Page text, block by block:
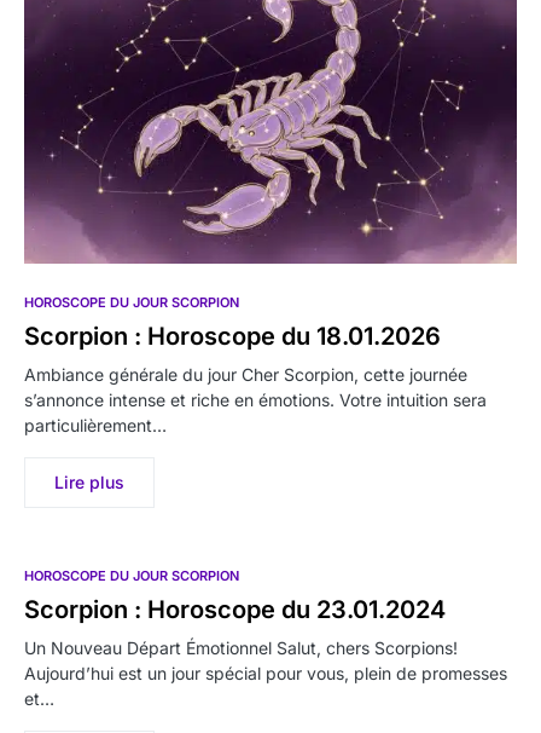
HOROSCOPE DU JOUR SCORPION
Scorpion : Horoscope du 18.01.2026
Ambiance générale du jour Cher Scorpion, cette journée
s’annonce intense et riche en émotions. Votre intuition sera
particulièrement…
Lire plus
HOROSCOPE DU JOUR SCORPION
Scorpion : Horoscope du 23.01.2024
Un Nouveau Départ Émotionnel Salut, chers Scorpions!
Aujourd’hui est un jour spécial pour vous, plein de promesses
et…